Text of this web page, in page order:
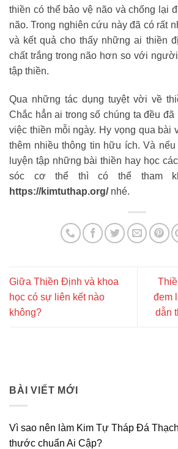
thiền có thể bảo vệ não và chống lại
não. Trong nghiên cứu này đã có rất
và kết quả cho thấy những ai thiền
chất trắng trong não hơn so với
tập thiền.
Qua những tác dụng tuyệt vời về
Chắc hẳn ai trong số chúng ta đều
việc thiền mỗi ngày. Hy vọng qua bài
thêm nhiều thông tin hữu ích. Và
luyện tập những bài thiền hay học
sóc cơ thể thì có thể tham
https://kimtuthap.org/nhé.
Giữa Thiền Định và khoa
học có sự liên kết nào
không?
đem
dẫn
BÀI VIẾT MỚI
Vì sao nên làm Kim Tự Tháp Đá
thước chuẩn Ai Cập?